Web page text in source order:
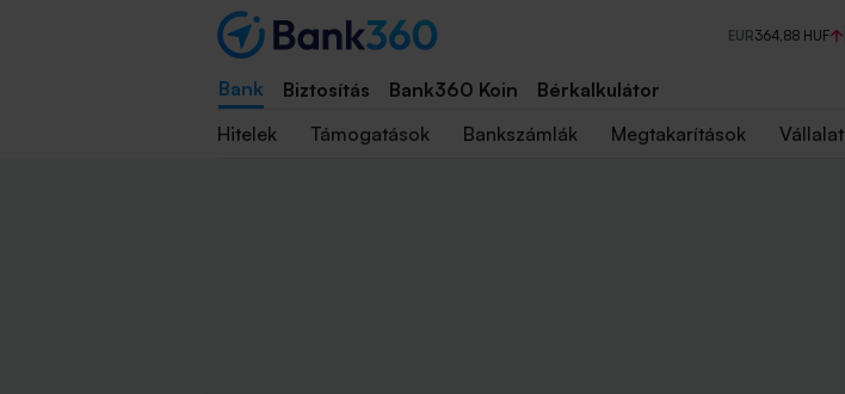
EUR364,88 HUF
Bank Biztosítás Bank360 Koin Bérkalkulátor
Hitelek
Támogatások Bankszámlák Megtakarítások Vállalat